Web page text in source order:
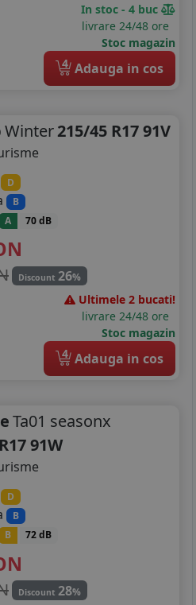
In stoc - 4 buc
livrare 24/48 ore
Stoc magazin
4 Adauga in cos
Winter215/45 R17 91V
D
B
A 70 dB
Discount 26%
Ultimele 2 bucati!
livrare 24/48 ore
Stoc magazin
4 Adauga in cos
Ta01 seasonx
91W
D
B
B 72 dB
Discount 28%